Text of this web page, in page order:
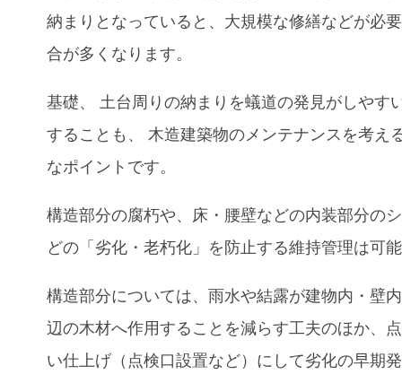
納まりとなっていると 、 大規模な修繕などが必
合が多くなります。
基礎、土台周りの納まりを蟻道の発見がしやす
することも 、木造建築物のメンテナンスを考え
なポイントです。
構造部分の腐朽や、床・腰壁などの内装部分の
どの「劣化・老朽化」を防止する維持管理は可
構造部分については、雨水や結露が建物内・壁
辺の木材へ作用することを減らす工夫のほか、
い仕上げ（点検口設置など）にして劣化の早期